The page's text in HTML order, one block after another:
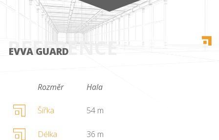
EVVA GUARD
REFERENCE
Rozměr Hala
Šířka 54 m
Délka 36 m